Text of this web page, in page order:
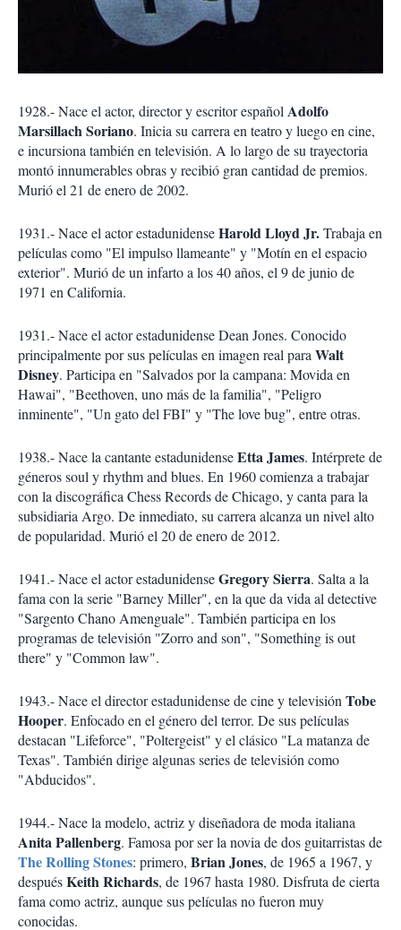
1928.- Nace el actor, director y escritor español Adolfo
Marsillach Soriano. Inicia su carrera en teatro y luego en cine,
e incursiona también en televisión. A lo largo de su trayectoria
montó innumerables obras y recibió gran cantidad de premios.
Murió el 21 de enero de 2002.
1931.- Nace el actor estadunidenseHarold Lloyd Jr.Trabaja en
películas como "El impulso llameante" y "Motín en el espacio
exterior". Murió de un infarto a los 40 años, el 9 de junio de
1971 en California.
1931.- Nace el actor estadunidense Dean Jones. Conocido
principalmente por sus películas en imagen real para Walt
Disney. Participa en "Salvados por la campana: Movida en
Hawai", "Beethoven, uno más de la familia", "Peligro
inminente", "Un gato del FBI" y "The love bug", entre otras.
1938.- Nace la cantante estadunidenseEtta James. Intérprete de
géneros soul y rhythm and blues. En 1960 comienza a trabajar
con la discográfica Chess Records de Chicago, y canta para la
subsidiaria Argo. De inmediato, su carrera alcanza un nivel alto
de popularidad. Murió el 20 de enero de 2012.
1941.- Nace el actor estadunidenseGregory Sierra. Salta a la
fama con la serie "Barney Miller", en la que da vida al detective
"Sargento Chano Amenguale". También participa en los
programas de televisión "Zorro and son", "Something is out
there" y "Common law".
1943.- Nace el director estadunidense de cine y televisión Tobe
Hooper. Enfocado en el género del terror. De sus películas
destacan "Lifeforce", "Poltergeist" y el clásico "La matanza de
Texas". También dirige algunas series de televisión como
"Abducidos".
1944.- Nace la modelo, actriz y diseñadora de moda italiana
Anita Pallenberg. Famosa por ser la novia de dos guitarristas de
The Rolling Stones: primero, Brian Jones, de 1965 a 1967, y
despuésKeith Richards, de 1967 hasta 1980. Disfruta de cierta
fama como actriz, aunque sus películas no fueron muy
conocidas.